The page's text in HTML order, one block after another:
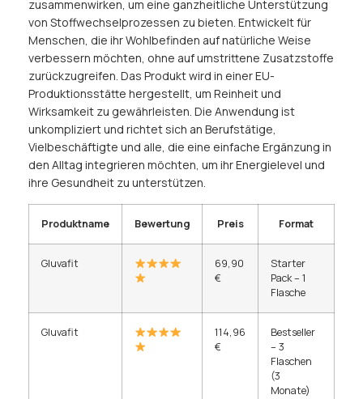
zusammenwirken, um eine ganzheitliche Unterstützung
von Stoffwechselprozessen zu bieten. Entwickelt für
Menschen, die ihr Wohlbefinden auf natürliche Weise
verbessern möchten, ohne auf umstrittene Zusatzstoffe
zurückzugreifen. Das Produkt wird in einer EU-
Produktionsstätte hergestellt, um Reinheit und
Wirksamkeit zu gewährleisten. Die Anwendung ist
unkompliziert und richtet sich an Berufstätige,
Vielbeschäftigte und alle, die eine einfache Ergänzung in
den Alltag integrieren möchten, um ihr Energielevel und
ihre Gesundheit zu unterstützen.
Produktname Bewertung Preis Format
Gluvafit
69,90
€
Starter
Pack – 1
Flasche
Gluvafit
114,96
€
Bestseller
– 3
Flaschen
(3
Monate)